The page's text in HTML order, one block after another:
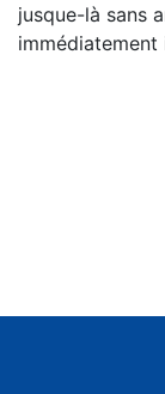
jusque-là sans
immédiatement